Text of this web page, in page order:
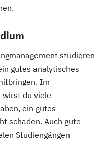
studieren
gutes analytisches
Im
wirst du viele
ein gutes
schaden. Auch gute
Studiengängen